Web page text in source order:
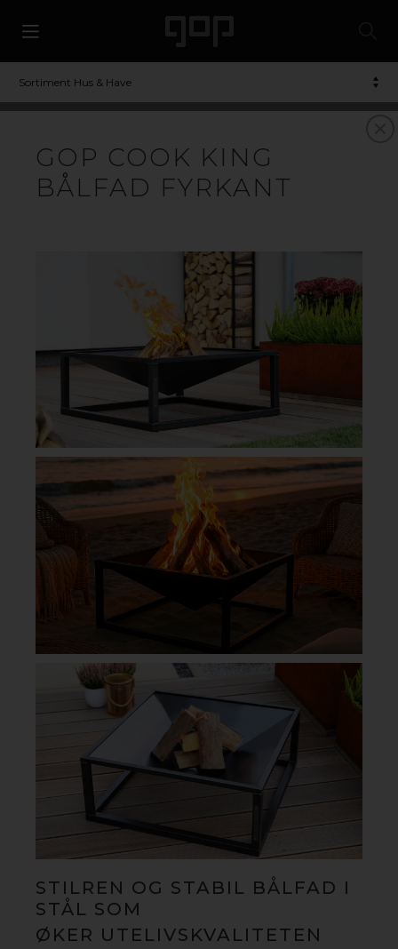
Sortiment Hus & Have
GOP COOK KING
BÅLFAD FYRKANT
STILREN OG STABIL BÅLFAD I
STÅL SOM
ØKER UTELIVSKVALITETEN
BÅLFAD
TIL ET HYGGELIGERE
FRILUFTSLIV
Hos os kan du finde de lækreste bålfade og tilbehør,
der gør friluftslivet hyggeligere, med familie og venner.
Lav mad, nyd varme
eller skab en elegant og indbydende atmosfære i din
have.
Vores serie indeholder ikke blot tilbehør til den kreative
madlavning, du finder også praktiske brændereoler, der
også fungerer som flotte indretningsdetaljer i din stue.
FORDELE VED VORES BÅLFADE:
› Høj kvalitet og stabil konstruktion af kraftigt stål
› Praktiske og transportable
› Kan kombineres med grillrist, grillplade og låg til
kreativ, udendørs madlavning